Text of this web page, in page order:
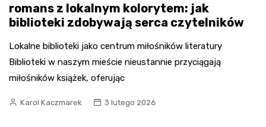
romans z lokalnym kolorytem: jak
biblioteki zdobywają serca czytelników
Lokalne biblioteki jako centrum miłośników literatury
Biblioteki w naszym mieście nieustannie przyciągają
miłośników książek, oferując
Karol Kaczmarek 3 lutego 2026